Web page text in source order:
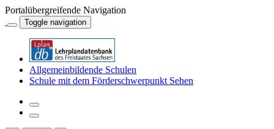
Portalübergreifende Navigation
Toggle navigation
Allgemeinbildende Schulen
Schule mit dem Förderschwerpunkt Sehen